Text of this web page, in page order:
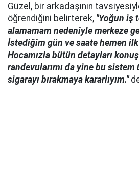
Güzel, bir arkadaşının
öğrendiğini belirterek, "Yoğun iş
alamamam nedeniyle merkeze
İstediğim gün ve saate hemen
Hocamızla bütün detayları
randevularımı da yine bu sistem
sigarayı bırakmaya kararlıyım."